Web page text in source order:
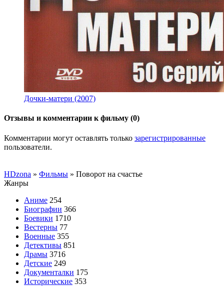
Дочки-матери (2007)
Отзывы и комментарии к фильму (0)
Комментарии могут оставлять только зарегистрированные
пользователи.
HDzona » Фильмы » Поворот на счастье
Жанры
Аниме 254
Биографии 366
Боевики 1710
Вестерны 77
Военные 355
Детективы 851
Драмы 3716
Детские 249
Документалки 175
Исторические 353